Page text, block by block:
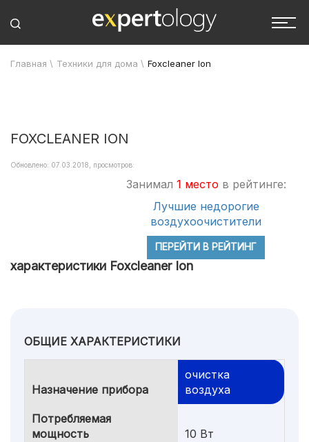
Главная \ Техники для дома \ Foxcleaner Ion
FOXCLEANER ION
Обновлено: 07.03.2018, просмотров:
Занимал 1 место в рейтинге:
Лучшие недорогие
воздухоочистители
ПЕРЕЙТИ В РЕЙТИНГ
характеристики Foxcleaner Ion
ОБЩИЕ ХАРАКТЕРИСТИКИ
Назначение прибора
очистка
воздуха
Потребляемая
мощность
10 Вт